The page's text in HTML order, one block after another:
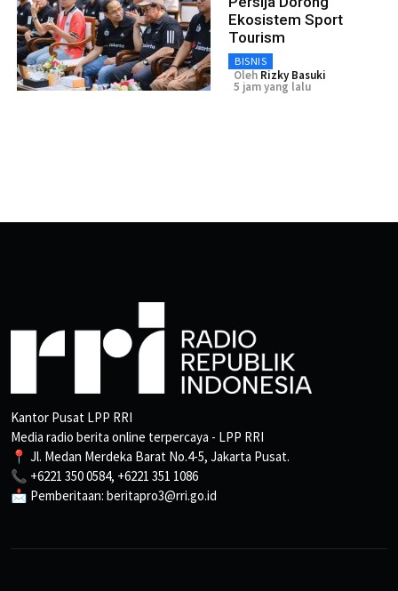
Ekosistem Sport
Tourism
BISNIS
Oleh Rizky Basuki
5 jam yang lalu
Kantor Pusat LPP RRI
Media radio berita online terpercaya - LPP RRI
📍 Jl. Medan Merdeka Barat No.4-5, Jakarta Pusat.
📞 +6221 350 0584, +6221 351 1086
📩 Pemberitaan: beritapro3@rri.go.id